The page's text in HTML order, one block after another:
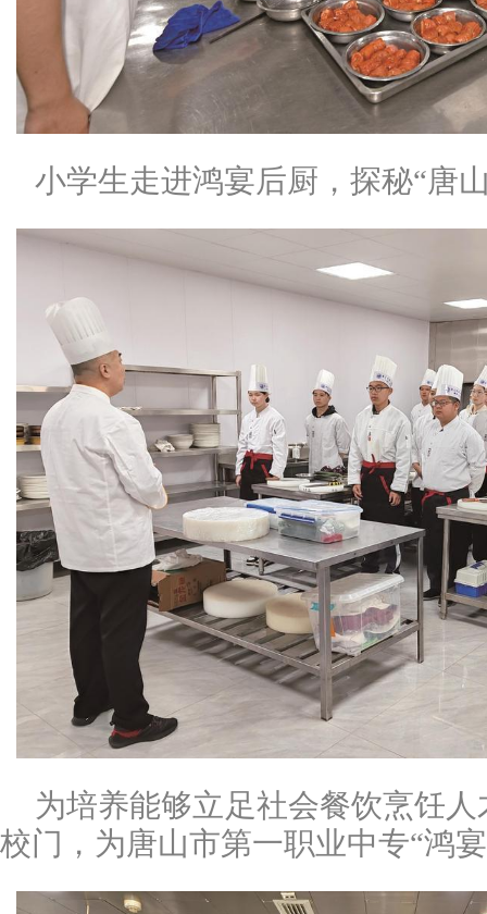
小学生走进鸿宴后厨，探秘“唐
为培养能够立足社会餐饮烹饪
校门，为唐山市第一职业中专“鸿